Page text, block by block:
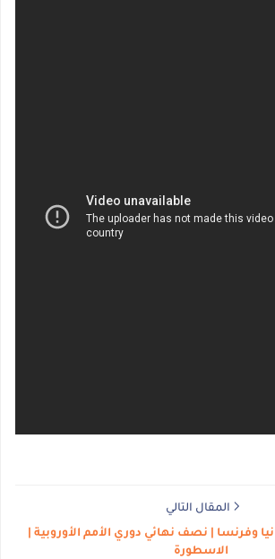
المقال التالي
وفرنسا | نصف نهائي دوري الأمم الأوروبية |
الاسطورة